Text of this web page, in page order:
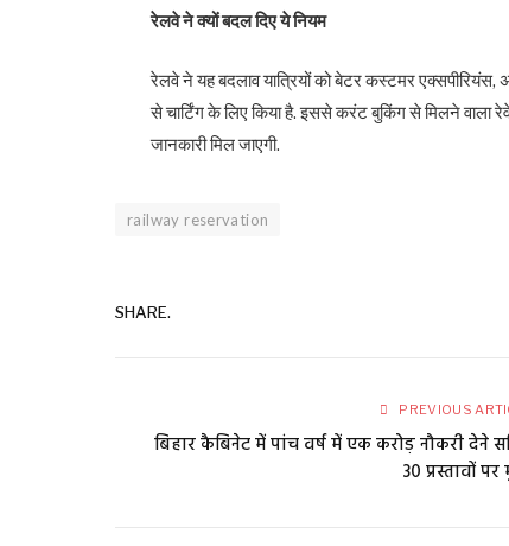
रेलवे ने क्यों बदल दिए ये नियम
रेलवे ने यह बदलाव यात्रियों को बेटर कस्टमर
से चार्टिंग के लिए किया है. इससे करंट बुकिंग से मिलने वाला
जानकारी मिल जाएगी.
railway reservation
SHARE.
PREVIOUS
बिहार कैबिनेट में पांच वर्ष में एक करोड़ नौकरी देने
30 प्रस्तावों